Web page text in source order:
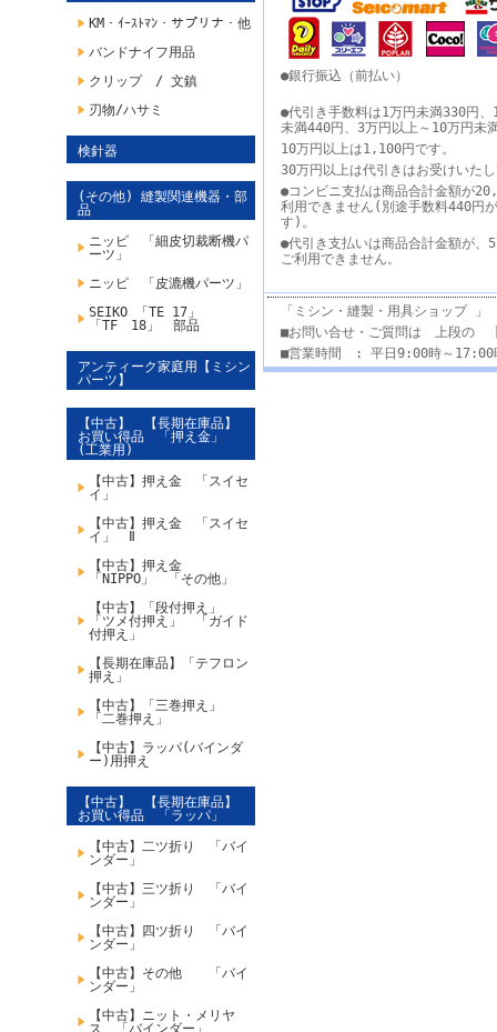
KM・ｲｰｽﾄﾏﾝ・サプリナ・他
バンドナイフ用品
クリップ / 文鎮
刃物/ハサミ
検針器
(その他) 縫製関連機器・部
品
ニッピ 「細皮切裁断機パ
ーツ」
ニッピ 「皮漉機パーツ」
SEIKO 「TE 17」
「TF 18」 部品
アンティーク家庭用【ミシン
パーツ】
【中古】 【長期在庫品】
お買い得品 「押え金」
(工業用)
【中古】押え金 「スイセ
イ」
【中古】押え金 「スイセ
イ」 Ⅱ
【中古】押え金
「NIPPO」 「その他」
【中古】「段付押え」
「ツメ付押え」 「ガイド
付押え」
【長期在庫品】「テフロン
押え」
【中古】「三巻押え」
「二巻押え」
【中古】ラッパ(バインダ
ー)用押え
【中古】 【長期在庫品】
お買い得品 「ラッパ」
【中古】二ツ折り 「バイ
ンダー」
【中古】三ツ折り 「バイ
ンダー」
【中古】四ツ折り 「バイ
ンダー」
【中古】その他 「バイ
ンダー」
【中古】ニット・メリヤ
ス 「バインダー」
●銀行振込（前払い）
●代引き手数料は1万円未満330円
未満440円、3万円以上～10万円未
10万円以上は1,100円です。
30万円以上は代引きはお受けいた
●コンビニ支払は商品合計金額が
利用できません(別途手数料440円
す)。
●代引き支払いは商品合計金額が、
ご利用できません。
「ミシン・縫製・用具ショップ 」
■お問い合せ・ご質問は 上段の
■営業時間 : 平日9:00時～17:00